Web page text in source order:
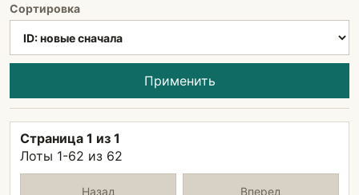
Сортировка
Применить
Страница 1 из 1
Лоты 1-62 из 62
Назад Вперед